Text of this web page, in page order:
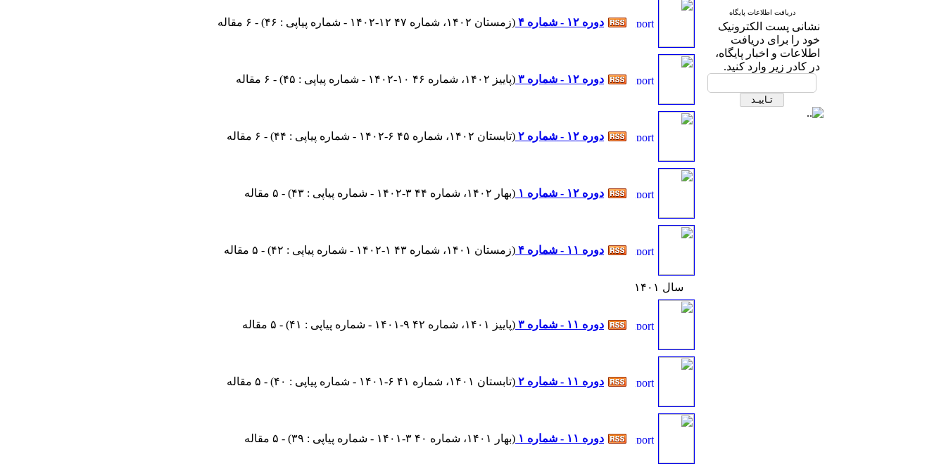
دریافت اطلاعات پایگاه
نشانی پست الکترونیک
خود را برای دریافت
اطلاعات و اخبار پایگاه،
در کادر زیر وارد کنید.
دوره ۱۲ - شماره ۴ (زمستان ۱۴۰۲، شماره ۴۷ ۱۲-۱۴۰۲ - شماره پیاپی : ۴۶ ) - ۶ مقاله
دوره ۱۲ - شماره ۳ (پاییز ۱۴۰۲، شماره ۴۶ ۱۰-۱۴۰۲ - شماره پیاپی : ۴۵ ) - ۶ مقاله
دوره ۱۲ - شماره ۲ (تابستان ۱۴۰۲، شماره ۴۵ ۶-۱۴۰۲ - شماره پیاپی : ۴۴ ) - ۶ مقاله
دوره ۱۲ - شماره ۱ (بهار ۱۴۰۲، شماره ۴۴ ۳-۱۴۰۲ - شماره پیاپی : ۴۳ ) - ۵ مقاله
دوره ۱۱ - شماره ۴ (زمستان ۱۴۰۱، شماره ۴۳ ۱-۱۴۰۲ - شماره پیاپی : ۴۲ ) - ۵ مقاله
سال ۱۴۰۱
دوره ۱۱ - شماره ۳ (پاییز ۱۴۰۱، شماره ۴۲ ۹-۱۴۰۱ - شماره پیاپی : ۴۱ ) - ۵ مقاله
دوره ۱۱ - شماره ۲ (تابستان ۱۴۰۱، شماره ۴۱ ۶-۱۴۰۱ - شماره پیاپی : ۴۰ ) - ۵ مقاله
دوره ۱۱ - شماره ۱ (بهار ۱۴۰۱، شماره ۴۰ ۳-۱۴۰۱ - شماره پیاپی : ۳۹ ) - ۵ مقاله